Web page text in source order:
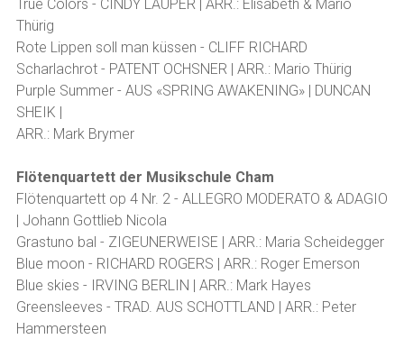
True Colors - CINDY LAUPER | ARR.: Elisabeth & Mario
Thürig
Rote Lippen soll man küssen - CLIFF RICHARD
Scharlachrot - PATENT OCHSNER | ARR.: Mario Thürig
Purple Summer - AUS «SPRING AWAKENING» | DUNCAN
SHEIK |
ARR.: Mark Brymer
Flötenquartett der Musikschule Cham
Flötenquartett op 4 Nr. 2 - ALLEGRO MODERATO & ADAGIO
| Johann Gottlieb Nicola
Grastuno bal - ZIGEUNERWEISE | ARR.: Maria Scheidegger
Blue moon - RICHARD ROGERS | ARR.: Roger Emerson
Blue skies - IRVING BERLIN | ARR.: Mark Hayes
Greensleeves - TRAD. AUS SCHOTTLAND | ARR.: Peter
Hammersteen